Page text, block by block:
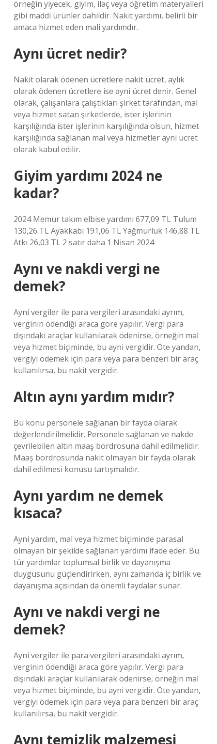
örneğin yiyecek, giyim, ilaç veya öğretim materyalleri
gibi maddi ürünler dahildir. Nakit yardımı, belirli bir
amaca hizmet eden mali yardımdır.
Aynı ücret nedir?
Nakit olarak ödenen ücretlere nakit ücret, aylık
olarak ödenen ücretlere ise ayni ücret denir. Genel
olarak, çalışanlara çalıştıkları şirket tarafından, mal
veya hizmet satan şirketlerde, ister işlerinin
karşılığında ister işlerinin karşılığında olsun, hizmet
karşılığında sağlanan mal veya hizmetler ayni ücret
olarak kabul edilir.
Giyim yardımı 2024 ne
kadar?
2024 Memur takım elbise yardımı 677,09 TL Tulum
130,26 TL Ayakkabı 191,06 TL Yağmurluk 146,88 TL
Atkı 26,03 TL 2 satır daha 1 Nisan 2024
Aynı ve nakdi vergi ne
demek?
Ayni vergiler ile para vergileri arasındaki ayrım,
verginin ödendiği araca göre yapılır. Vergi para
dışındaki araçlar kullanılarak ödenirse, örneğin mal
veya hizmet biçiminde, bu ayni vergidir. Öte yandan,
vergiyi ödemek için para veya para benzeri bir araç
kullanılırsa, bu nakit vergidir.
Altın aynı yardım mıdır?
Bu konu personele sağlanan bir fayda olarak
değerlendirilmelidir. Personele sağlanan ve nakde
çevrilebilen altın maaş bordrosuna dahil edilmelidir.
Maaş bordrosunda nakit olmayan bir fayda olarak
dahil edilmesi konusu tartışmalıdır.
Aynı yardım ne demek
kısaca?
Ayni yardım, mal veya hizmet biçiminde parasal
olmayan bir şekilde sağlanan yardımı ifade eder. Bu
tür yardımlar toplumsal birlik ve dayanışma
duygusunu güçlendirirken, aynı zamanda iç birlik ve
dayanışma açısından da önemli faydalar sunar.
Aynı ve nakdi vergi ne
demek?
Ayni vergiler ile para vergileri arasındaki ayrım,
verginin ödendiği araca göre yapılır. Vergi para
dışındaki araçlar kullanılarak ödenirse, örneğin mal
veya hizmet biçiminde, bu ayni vergidir. Öte yandan,
vergiyi ödemek için para veya para benzeri bir araç
kullanılırsa, bu nakit vergidir.
Aynı temizlik malzemesi